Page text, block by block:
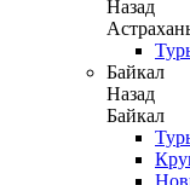
Назад
Байкал
Назад
Байкал